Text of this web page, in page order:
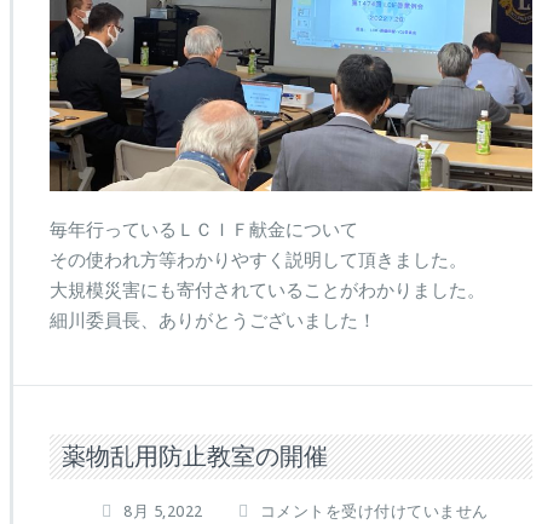
毎年行っているＬＣＩＦ献金について
その使われ方等わかりやすく説明して頂きました。
大規模災害にも寄付されていることがわかりました。
細川委員長、ありがとうございました！
薬物乱用防止教室の開催
8月 5,2022
薬
コメントを受け付けていません